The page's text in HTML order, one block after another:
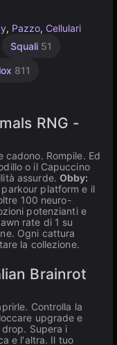
, Pazzo, Cellulari
Squali 51
811
RNG -
cadono. Rompile. Ed
o il Capuccino
assurde. Obby:
parkour platform e il
100 neuro-
potenzianti e
rate di 1 su
Ogni cattura
la collezione.
Brainrot
Controlla la
upgrade e
Supera i
e l'altra. Il tuo